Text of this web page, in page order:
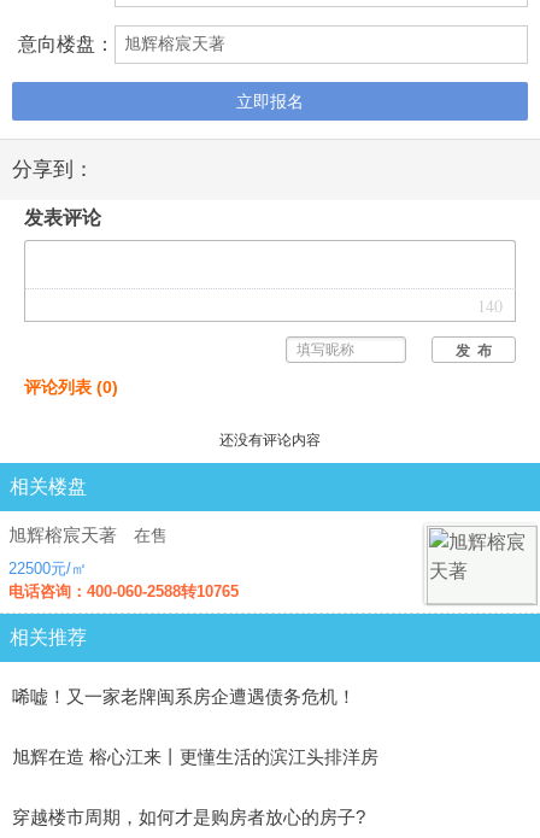
意向楼盘：
立即报名
分享到：
发表评论
140
发 布
评论列表 (0)
还没有评论内容
相关楼盘
旭辉榕宸天著 在售
22500元/㎡
电话咨询：400-060-2588转10765
相关推荐
唏嘘！又一家老牌闽系房企遭遇债务危机！
旭辉在造 榕心江来丨更懂生活的滨江头排洋房
穿越楼市周期，如何才是购房者放心的房子?